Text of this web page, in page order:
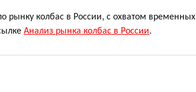
рынку колбас в России, с охватом временных
Анализ рынка колбас в России.